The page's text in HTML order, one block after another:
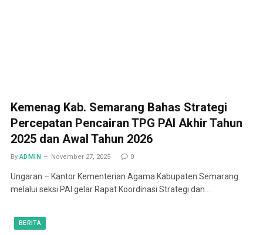
Kemenag Kab. Semarang Bahas Strategi
Percepatan Pencairan TPG PAI Akhir Tahun
2025 dan Awal Tahun 2026
By ADMIN November 27, 2025 0
Ungaran – Kantor Kementerian Agama Kabupaten Semarang
melalui seksi PAI gelar Rapat Koordinasi Strategi dan…
BERITA